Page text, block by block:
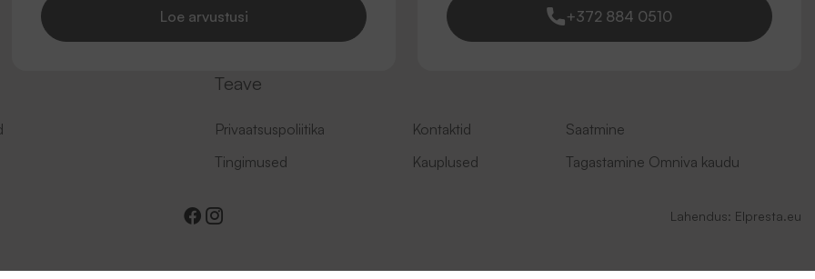
Loe arvustusi +372 884 0510
Teave
Privaatsuspoliitika Kontaktid
Saatmine
Tingimused
Kauplused Tagastamine Omniva kaudu
Lahendus: Elpresta.eu